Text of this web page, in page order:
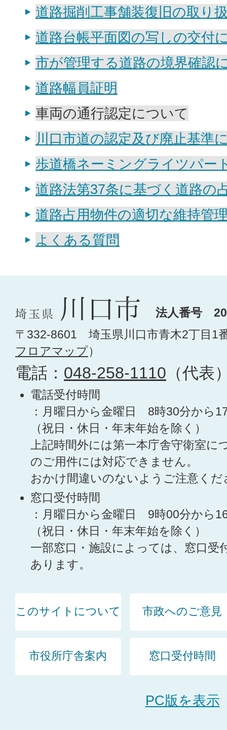
道路掘削工事舗装復旧の取り
道路台帳平面図の写しの交付
市が管理する道路の境界確認
道路幅員証明
車両の通行認定について
川口市道の認定及び廃止基準
歩道橋ネーミングライツパー
道路法第37条に基づく道路の
道路占用物件の適切な維持管
よくある質問
法人番号
〒332-8601 埼玉県川口市青木2丁目1
フロアマップ）
電話： 048-258-1110 （代表
電話受付時間
：月曜日から金曜日 8時30分から
（祝日・休日・年末年始を除く）
上記時間外には第一本庁舎守衛室に
のご用件には対応できません。
おかけ間違いのないようご注意くだ
窓口受付時間
：月曜日から金曜日 9時00分から
（祝日・休日・年末年始を除く）
一部窓口・施設によっては、窓口受
あります。
このサイトについて 市政へのご意見
市役所庁舎案内 窓口受付時間
PC版を表示